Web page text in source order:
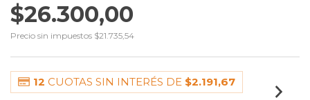
$26.300,00
Precio sin impuestos $21.735,54
12 CUOTAS SIN INTERÉS DE $2.191,67